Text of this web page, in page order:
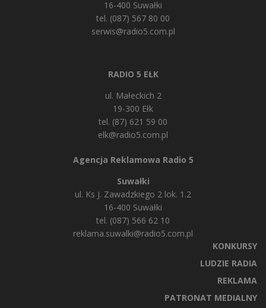
16-400 Suwałki
tel. (087) 567 80 00
serwis@radio5.com.pl
RADIO 5 EŁK
ul. Małeckich 2
19-300 Ełk
tel. (87) 621 59 00
elk@radio5.com.pl
Agencja Reklamowa Radio 5
Suwałki
ul. Ks J. Zawadzkiego 2 lok. 1.2
16-400 Suwałki
tel. (087) 566 62 10
reklama.suwalki@radio5.com.pl
KONKURSY
LUDZIE RADIA
REKLAMA
PATRONAT MEDIALNY